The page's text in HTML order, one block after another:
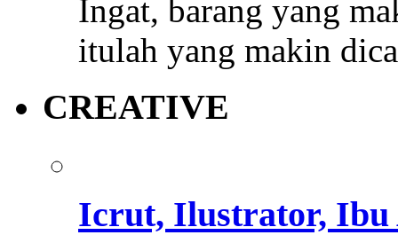
Ingat, barang yang
itulah yang makin
CREATIVE
Icrut, Ilustrator, Ibu